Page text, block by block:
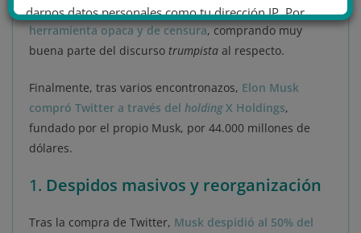
el pasado y quese había convertido en una
herramienta opaca y de censura, comprando muy
buena parte del discurso trumpista al respecto.
Finalmente, tras varios encontronazos, Elon Musk
compró Twitter a través del holdingX Holdings,
fundado por el propio Musk, por 44.000 millones de
dólares.
1. Despidos masivos y reorganización
Tras la compra de Twitter, Musk despidió al 50% del
darnos datos personales como tu dirección IP. Por
último, puedes leer nuestra Política de cookies.
No dar mi información personal
Opciones de cookies Aceptar cookies